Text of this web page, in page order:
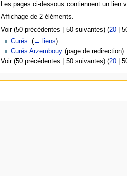
Les pages ci-dessous contiennent un lien
Affichage de 2 éléments.
Voir (50 précédentes 50 suivantes) (20|
Curés
(← liens)
Curés Arzembouy(page de redirection) ‎
Voir (50 précédentes 50 suivantes) (20|